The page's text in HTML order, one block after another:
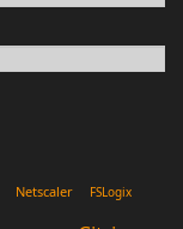
Netscaler FSLogix